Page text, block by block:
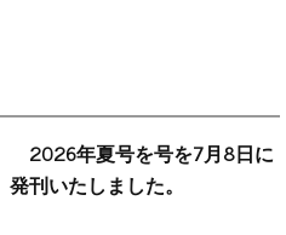
2026年夏号を号を7月8日に
発刊いたしました。